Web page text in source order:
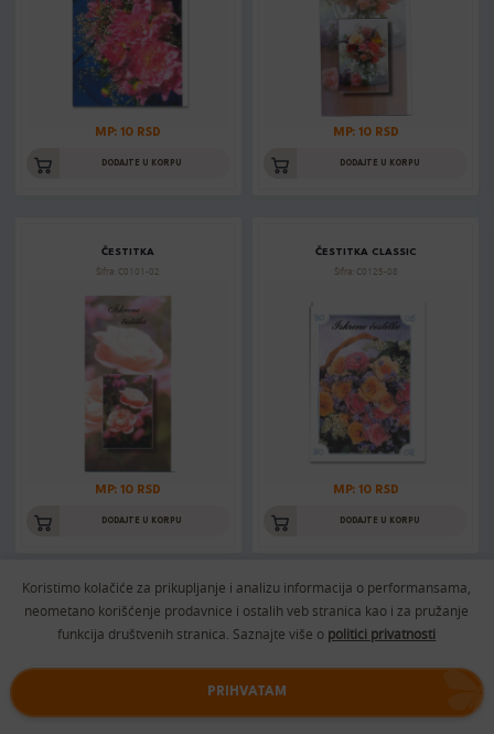
MP: 10 RSD
DODAJTE U KORPU
MP: 10 RSD
DODAJTE U KORPU
ČESTITKA
Šifra: C0101-02
MP: 10 RSD
DODAJTE U KORPU
ČESTITKA CLASSIC
Šifra: C0125-08
MP: 10 RSD
DODAJTE U KORPU
ČESTITKA CLASSIC
Šifra: C0125-12
ČESTITKA CLASSIC
Šifra: C0125-02
Koristimo kolačiće za prikupljanje i analizu informacija o performansama,
neometano korišćenje prodavnice i ostalih veb stranica kao i za pružanje
funkcija društvenih stranica. Saznajte više o politici privatnosti
PRIHVATAM